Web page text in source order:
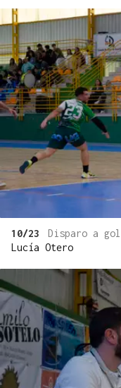
10/23 Disparo a
Lucía Otero